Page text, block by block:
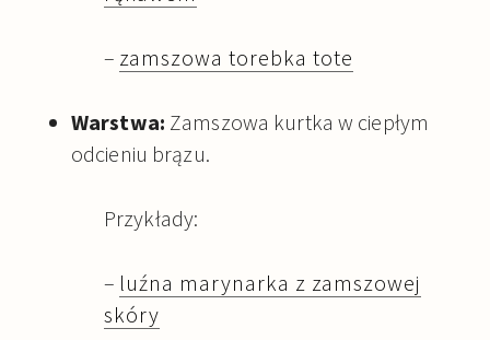
– zamszowa torebka tote
Warstwa: Zamszowa kurtka w ciepłym
odcieniu brązu.
Przykłady:
– luźna marynarka z zamszowej
skóry